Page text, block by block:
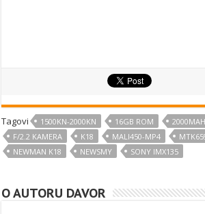
Tagovi 1500KN-2000KN 16GB ROM
F/2.2 KAMERA
K18 MALI450-MP4
NEWMAN K18
NEWSMY SONY IMX135
O AUTORU DAVOR